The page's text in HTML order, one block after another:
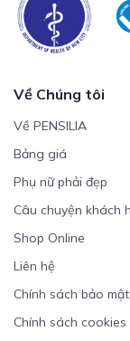
Về Chúng tôi
Về PENSILIA
Bảng giá
Phụ nữ phải đẹp
Câu chuyện khách
Shop Online
Liên hệ
Chính sách bảo mật
Chính sách cookies